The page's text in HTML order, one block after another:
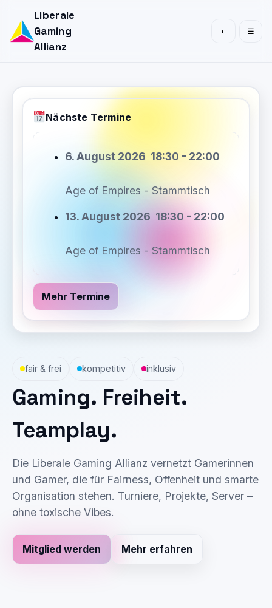
Liberale
Gaming
Allianz
◐ ☰
fair & frei kompetitiv inklusiv
Gaming. Freiheit.
Teamplay.
Die Liberale Gaming Allianz vernetzt Gamerinnen
und Gamer, die für Fairness, Offenheit und smarte
Organisation stehen. Turniere, Projekte, Server –
ohne toxische Vibes.
Mitglied werden Mehr erfahren
Nächste Termine
6. August 2026 18:30 - 22:00
Age of Empires - Stammtisch
13. August 2026 18:30 - 22:00
Age of Empires - Stammtisch
Mehr Termine